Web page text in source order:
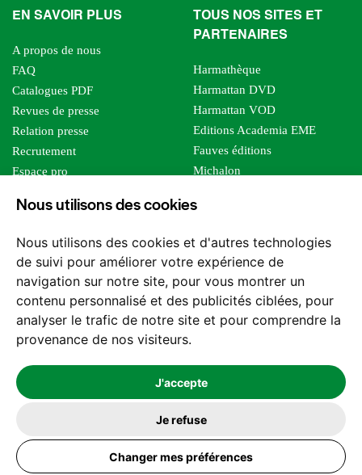
Nous utilisons des cookies
Nous utilisons des cookies et d'autres technologies
de suivi pour améliorer votre expérience de
navigation sur notre site, pour vous montrer un
contenu personnalisé et des publicités ciblées, pour
analyser le trafic de notre site et pour comprendre la
provenance de nos visiteurs.
J'accepte
Je refuse
Changer mes préférences
EN SAVOIR PLUS
A propos de nous
FAQ
Catalogues PDF
Revues de presse
Relation presse
Recrutement
Espace pro
Foreign rights
TOUS NOS SITES ET
PARTENAIRES
Harmathèque
Harmattan DVD
Harmattan VOD
Editions Academia EME
Fauves éditions
Michalon
Editions Sutton
Les impliqués
Tous les éditeurs
Nos structures
Nous contacter
2026 -© Les Editions l'Harmattan. Tous droits réservés - Site réalisé par
Mentions légales
Politique de confidentialité